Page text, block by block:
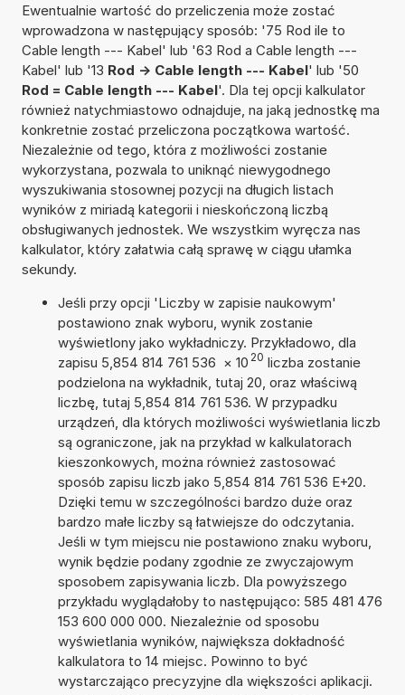
Ewentualnie wartość do przeliczenia może zostać
wprowadzona w następujący sposób: '75 Rod ile to
Cable length --- Kabel' lub '63 Rod a Cable length ---
Kabel' lub '13 Rod -> Cable length --- Kabel' lub '50
Rod = Cable length --- Kabel'. Dla tej opcji kalkulator
również natychmiastowo odnajduje, na jaką jednostkę ma
konkretnie zostać przeliczona początkowa wartość.
Niezależnie od tego, która z możliwości zostanie
wykorzystana, pozwala to uniknąć niewygodnego
wyszukiwania stosownej pozycji na długich listach
wyników z miriadą kategorii i nieskończoną liczbą
obsługiwanych jednostek. We wszystkim wyręcza nas
kalkulator, który załatwia całą sprawę w ciągu ułamka
sekundy.
Jeśli przy opcji 'Liczby w zapisie naukowym'
postawiono znak wyboru, wynik zostanie
wyświetlony jako wykładniczy. Przykładowo, dla
zapisu 5,854 814 761 536 × 10 20 liczba zostanie
podzielona na wykładnik, tutaj 20, oraz właściwą
liczbę, tutaj 5,854 814 761 536. W przypadku
urządzeń, dla których możliwości wyświetlania liczb
są ograniczone, jak na przykład w kalkulatorach
kieszonkowych, można również zastosować
sposób zapisu liczb jako 5,854 814 761 536 E+20.
Dzięki temu w szczególności bardzo duże oraz
bardzo małe liczby są łatwiejsze do odczytania.
Jeśli w tym miejscu nie postawiono znaku wyboru,
wynik będzie podany zgodnie ze zwyczajowym
sposobem zapisywania liczb. Dla powyższego
przykładu wyglądałoby to następująco: 585 481 476
153 600 000 000. Niezależnie od sposobu
wyświetlania wyników, największa dokładność
kalkulatora to 14 miejsc. Powinno to być
wystarczająco precyzyjne dla większości aplikacji.